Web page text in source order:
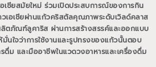
เชียสมัยใหม่ ร่วมเปิดประสบการณ์ของการกิน
เอเชียผ่านแก้วคริสตัลคุณภาพระดับเวิลด์คลาส
ตภัณฑ์ลูคาริส ผ่านการสร้างสรรค์และออกแบบ
นใจว่าการใช้งานและรูปทรงของแก้วนั้นตอบ
ดื่ม และมืออาชีพในแวดวงอาหารและเครื่องดื่ม